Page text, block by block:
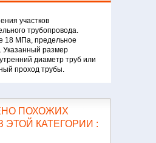
участков
трубопровода.
18 МПа, предельное
размер
диаметр труб или
проход трубы.
ПОХОЖИХ
ЭТОЙ КАТЕГОРИИ :